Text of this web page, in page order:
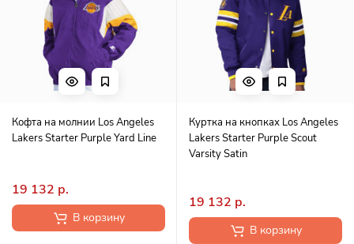
Кофта на молнии Los Angeles
Lakers Starter Purple Yard Line
19 132 р.
В корзину
Куртка на кнопках Los Angeles
Lakers Starter Purple Scout
Varsity Satin
19 132 р.
В корзину